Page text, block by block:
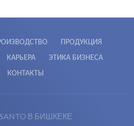
ПРОДУКЦИЯ
КАРЬЕРА
ЭТИКА БИЗНЕСА
КОНТАКТЫ
В БИШКЕКЕ